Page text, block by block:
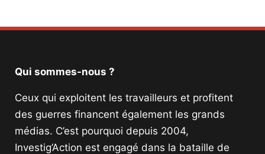
Qui sommes-nous ?
Ceux qui exploitent les travailleurs et profitent
des guerres financent également les grands
médias. C’est pourquoi depuis 2004,
Investig’Action est engagé dans la bataille de